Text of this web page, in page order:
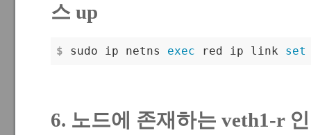
스 up
$ sudo ip netns exec red ip link set
6. 노드에 존재하는 veth1-r